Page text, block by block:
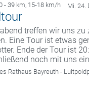
- 39 km, 15-18 km/h Mi. 24.
treffen wir uns zu
Eine Tour ist etwas
Ende der Tour ist
noch mit uns
Rathaus Bayreuth -